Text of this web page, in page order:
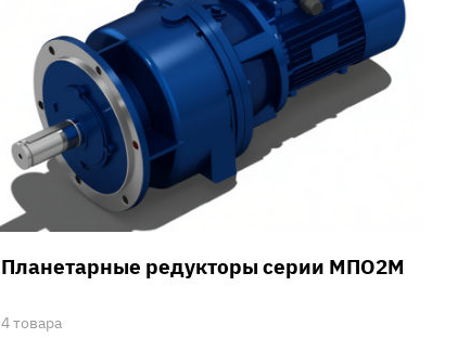
Планетарные редукторы серии МПО2М
4 товара